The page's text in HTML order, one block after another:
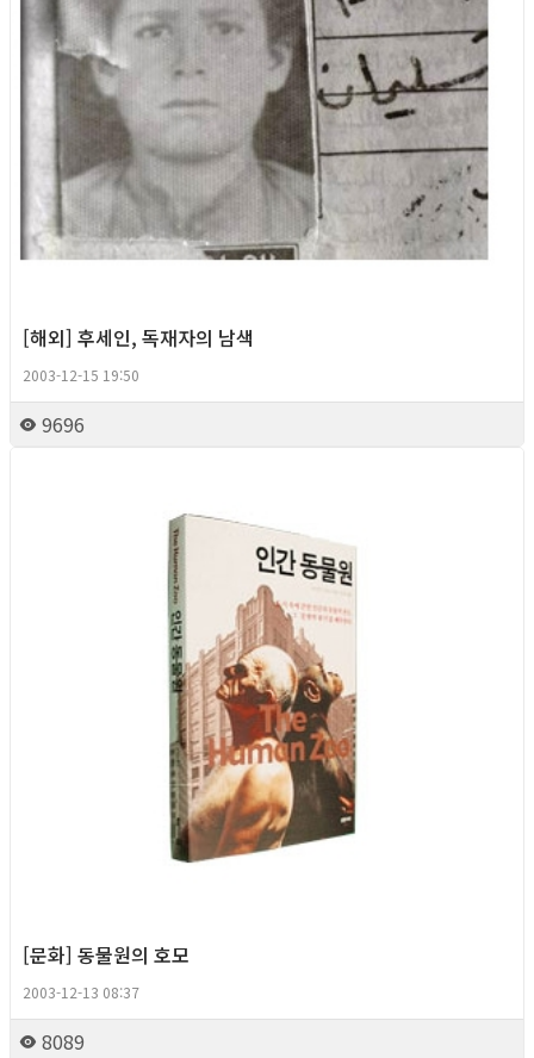
[해외] 후세인, 독재자의 남색
2003-12-15 19:50
9696
[문화] 동물원의 호모
2003-12-13 08:37
8089